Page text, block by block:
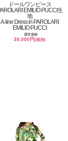
ドールワンピース
EMILIO PUCCI生
地
A-line Dress in PAROLARI
EMILIO PUCCI
通常価格
39,000円(税別)